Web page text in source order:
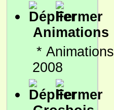
Animations
* Animations
2008